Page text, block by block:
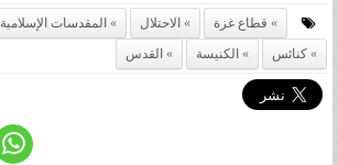
قطاع غزة الاحتلال المقدسات الإسلامية
كنائس
الكنيسة القدس